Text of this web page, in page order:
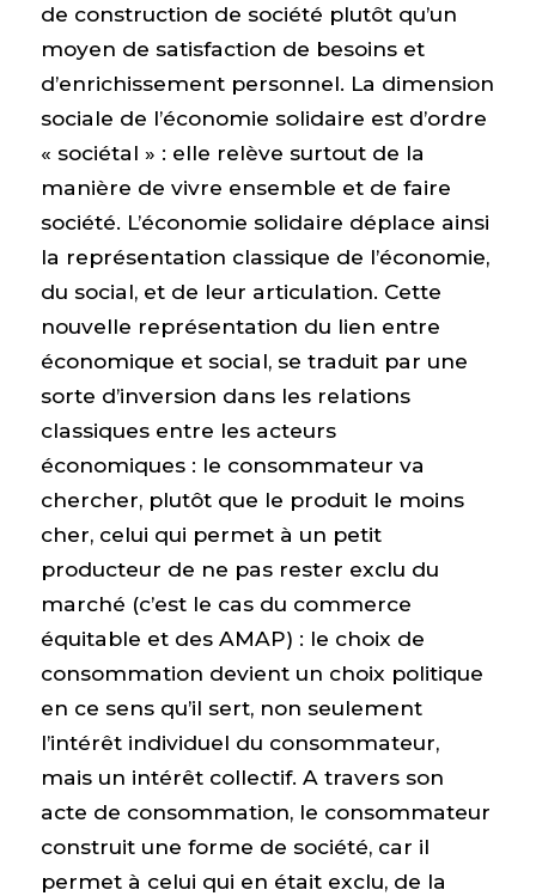
de construction de société plutôt qu’un
moyen de satisfaction de besoins et
d’enrichissement personnel. La dimension
sociale de l’économie solidaire est d’ordre
« sociétal » : elle relève surtout de la
manière de vivre ensemble et de faire
société. L’économie solidaire déplace ainsi
la représentation classique de l’économie,
du social, et de leur articulation. Cette
nouvelle représentation du lien entre
économique et social, se traduit par une
sorte d’inversion dans les relations
classiques entre les acteurs
économiques : le consommateur va
chercher, plutôt que le produit le moins
cher, celui qui permet à un petit
producteur de ne pas rester exclu du
marché (c’est le cas du commerce
équitable et des AMAP) : le choix de
consommation devient un choix politique
en ce sens qu’il sert, non seulement
l’intérêt individuel du consommateur,
mais un intérêt collectif. A travers son
acte de consommation, le consommateur
construit une forme de société, car il
permet à celui qui en était exclu, de la